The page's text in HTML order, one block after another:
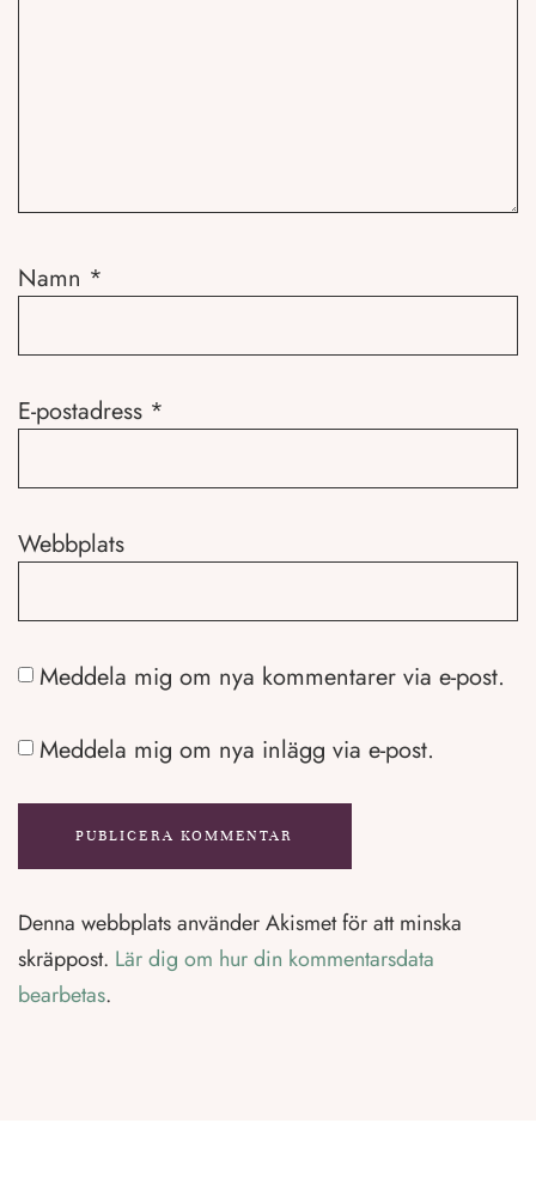
Namn *
E-postadress *
Webbplats
Meddela mig om nya kommentarer via e-post.
Meddela mig om nya inlägg via e-post.
Denna webbplats använder Akismet för att minska
skräppost. Lär dig om hur din kommentarsdata
bearbetas.